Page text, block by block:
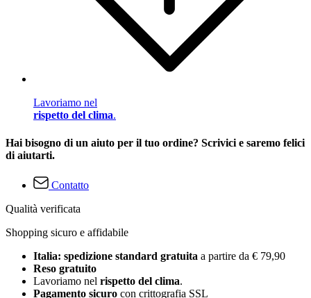
Lavoriamo nel
rispetto del clima.
Hai bisogno di un aiuto per il tuo ordine? Scrivici e saremo felici
di aiutarti.
Contatto
Qualità verificata
Shopping sicuro e affidabile
Italia: spedizione standard gratuita a partire da € 79,90
Reso gratuito
Lavoriamo nel rispetto del clima.
Pagamento sicuro con crittografia SSL